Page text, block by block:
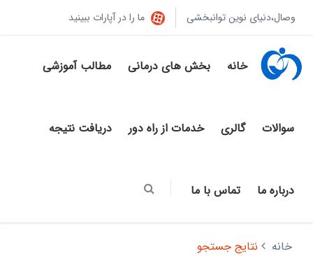
وصال،دنیای نوین توانبخشی ما را در آپارات ببینید
خانه بخش های درمانی مطالب آموزشی
سوالات گالری خدمات از راه دور دریافت نتیجه
درباره ما تماس با ما
خانه نتایج جستجو